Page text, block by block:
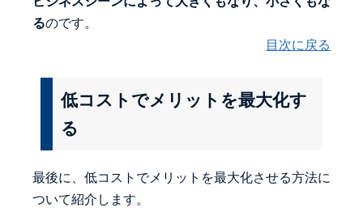
るのです。
目次に戻る
低コストでメリットを最大化す
る
最後に、低コストでメリットを最大化させる方法に
ついて紹介します。